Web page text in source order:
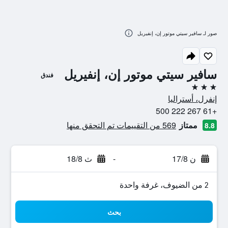
سافير سيتي موتور إن، إنفيريل فندق
3 نجوم
إنفرل، أستراليا
+61 267 222 500
8.8 ممتاز 569 من التقييمات تم التحقق منها
ن 17/8 - ث 18/8
2 من الضيوف، غرفة واحدة
بحث
صور لـ سافير سيتي موتور إن، إنفيريل